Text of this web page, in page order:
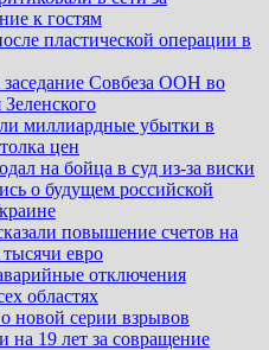
к гостям
пластической операции в
Совбеза ООН во
миллиардные убытки в
цен
на бойца в суд из-за виски
о будущем российской
повышение счетов на
евро
отключения
областях
новой серии взрывов
на 19 лет за совращение